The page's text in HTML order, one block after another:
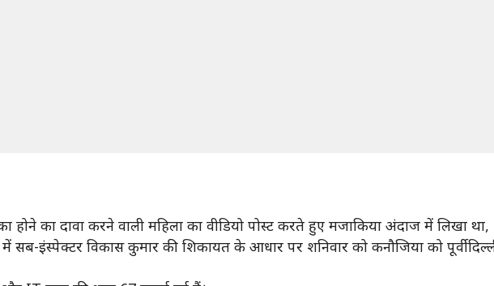
होने का दावा करने वाली महिला का वीडियो पोस्ट करते हुए मजाकिया अंदाज में लिखा
इंस्पेक्टर विकास कुमार की शिकायत के आधार पर शनिवार को कनौजिया को पूर्वी